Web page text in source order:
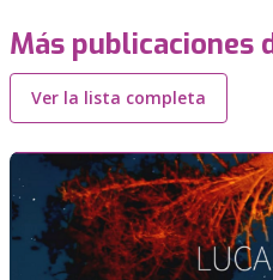
Más publicaciones
Ver la lista completa